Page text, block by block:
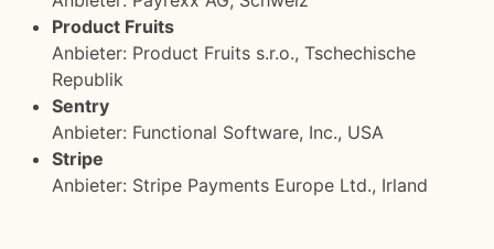
Product Fruits
Anbieter: Product Fruits s.r.o., Tschechische
Republik
Sentry
Anbieter: Functional Software, Inc., USA
Stripe
Anbieter: Stripe Payments Europe Ltd., Irland